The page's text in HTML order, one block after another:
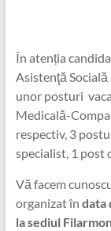
În atenția
Asistenţă
unor posturi
Medicală-
respectiv, 3
specialist, 1 post
Vă facem
organizat în data
la sediul